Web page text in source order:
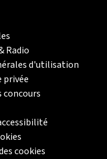
Radio
d'utilisation
privée
concours
cookies